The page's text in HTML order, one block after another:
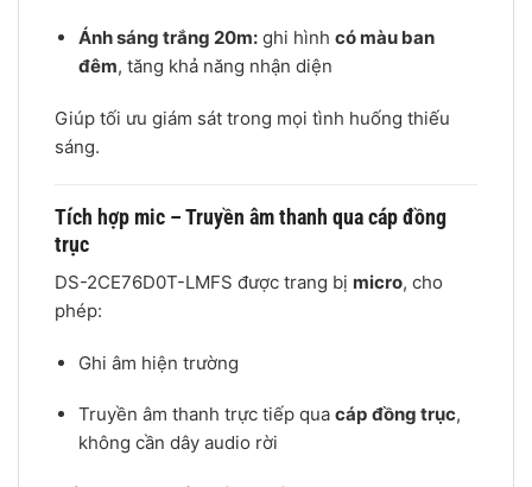
Ánh sáng trắng 20m:ghi hình có màu ban
đêm, tăng khả năng nhận diện
Giúp tối ưu giám sát trong mọi tình huống thiếu
sáng.
Tích hợp mic – Truyền âm thanh qua cáp đồng
trục
DS-2CE76D0T-LMFS được trang bị micro, cho
phép:
Ghi âm hiện trường
Truyền âm thanh trực tiếp qua cáp đồng trục,
không cần dây audio rời